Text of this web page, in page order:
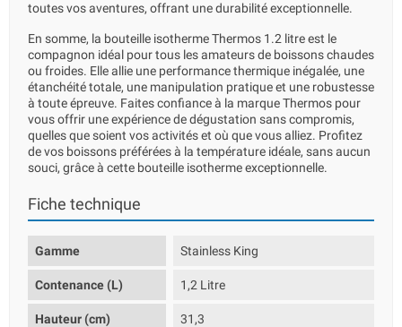
toutes vos aventures, offrant une durabilité exceptionnelle.
En somme, la bouteille isotherme Thermos 1.2 litre est le
compagnon idéal pour tous les amateurs de boissons chaudes
ou froides. Elle allie une performance thermique inégalée, une
étanchéité totale, une manipulation pratique et une robustesse
à toute épreuve. Faites confiance à la marque Thermos pour
vous offrir une expérience de dégustation sans compromis,
quelles que soient vos activités et où que vous alliez. Profitez
de vos boissons préférées à la température idéale, sans aucun
souci, grâce à cette bouteille isotherme exceptionnelle.
Fiche technique
Gamme Stainless King
Contenance (L) 1,2 Litre
Hauteur (cm) 31,3